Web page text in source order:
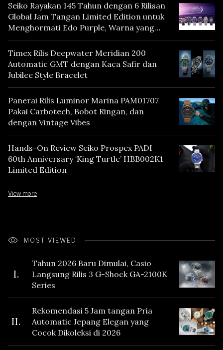
Seiko Rayakan 145 Tahun dengan 6 Rilisan
Global Jam Tangan Limited Edition untuk
Menghormati Edo Purple, Warna yang
Mencerminkan Warisan Tokyo
Timex Rilis Deepwater Meridian 200
Automatic GMT dengan Kaca Safir dan
Jubilee Style Bracelet
Panerai Rilis Luminor Marina PAM01707
Pakai Carbotech, Bobot Ringan, dan
dengan Vintage Vibes
Hands-On Review Seiko Prospex PADI
60th Anniversary ‘King Turtle’ HBB002K1
Limited Edition
View more
MOST VIEWED
I.
Tahun 2026 Baru Dimulai, Casio
Langsung Rilis 3 G-Shock GA-2100K
Series
II.
Rekomendasi 5 Jam tangan Pria
Automatic Jepang Elegan yang
Cocok Dikoleksi di 2026